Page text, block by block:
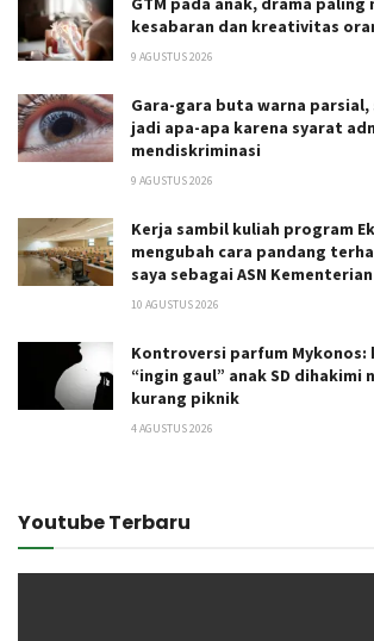
kesabaran dan kreativitas
9 AGUSTUS 2026
Gara-gara buta warna
jadi apa-apa karena syarat
mendiskriminasi
9 AGUSTUS 2026
Kerja sambil kuliah program
mengubah cara pandang
saya sebagai ASN Kementerian
10 AGUSTUS 2026
Kontroversi parfum Mykonos:
“ingin gaul” anak SD dihakimi
kurang piknik
4 AGUSTUS 2026
Youtube Terbaru